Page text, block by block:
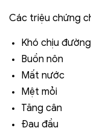
Các triệu chứng
Khó chịu
Buồn nôn
Mất nước
Mệt mỏi
Tăng cân
Đau đầu